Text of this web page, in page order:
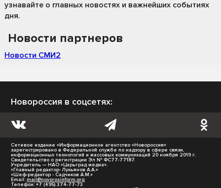
узнавайте о главных новостях и важнейших событиях
дня.
Новости партнеров
Новости СМИ2
Новороссия в соцсетях:
Сетевое издание «Информационное агентство «Новороссия»
зарегистрировано в Федеральной службе по надзору в сфере связи,
информационных технологий и массовых коммуникаций 20 ноября 2019 г.
Свидетельство о регистрации Эл № ФС77-77187.
Учредитель — НАО «Царьград медиа».
«Главный редактор- Лукьянов А.А.»
«Шеф-редактор - Садчиков А.М.»
Email: mail@novorosinform.org
Телефон: +7 (495) 374-77-73